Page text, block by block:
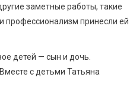
заметные работы, такие
профессионализм принесли ей
детей — сын и дочь.
с детьми Татьяна